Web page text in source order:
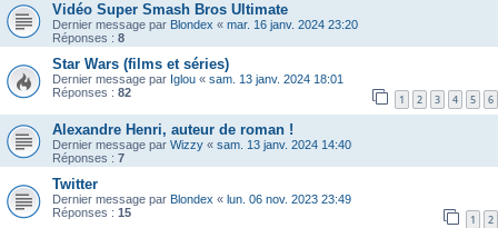
Vidéo Super Smash Bros Ultimate
Dernier message par Blondex « mar. 16 janv. 2024 23:20
Réponses : 8
Star Wars (films et séries)
Dernier message par Iglou « sam. 13 janv. 2024 18:01
Réponses : 82 1 2 3 4 5 6
Alexandre Henri, auteur de roman !
Dernier message par Wizzy « sam. 13 janv. 2024 14:40
Réponses : 7
Twitter
Dernier message par Blondex « lun. 06 nov. 2023 23:49
Réponses : 15 1 2